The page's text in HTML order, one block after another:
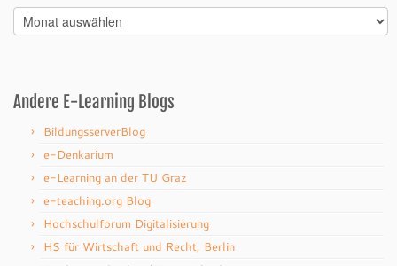
Archiv
Andere E-Learning Blogs
BildungsserverBlog
e-Denkarium
e-Learning an der TU Graz
e-teaching.org Blog
Hochschulforum Digitalisierung
HS für Wirtschaft und Recht, Berlin